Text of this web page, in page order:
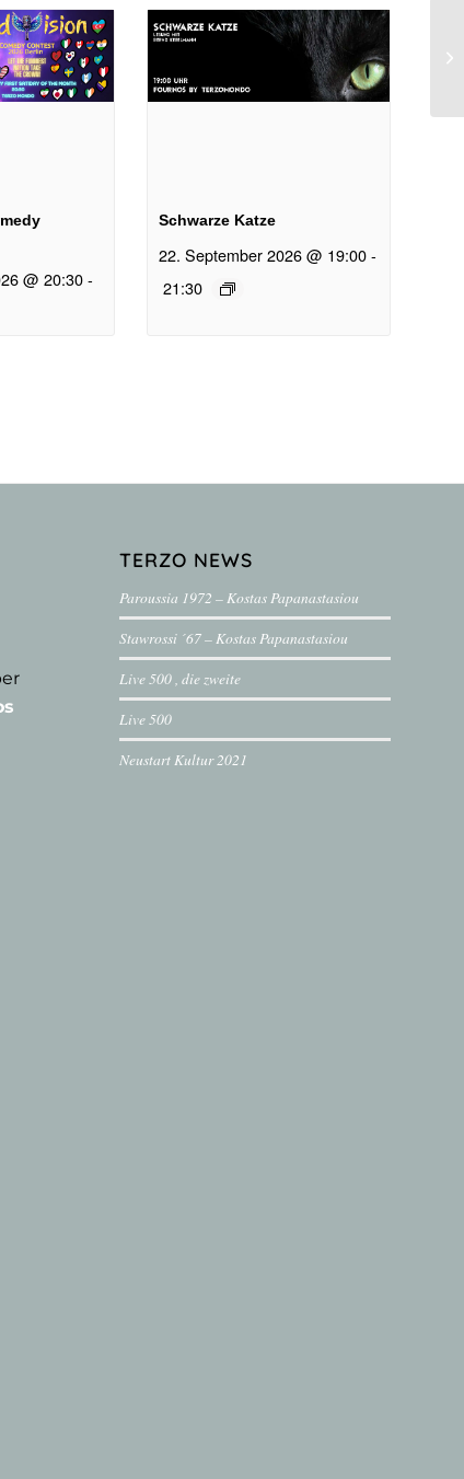
@ 20:30 -
Schwarze Katze
22. September 2026 @ 19:00 -
21:30
TERZO NEWS
Paroussia 1972 – Kostas Papanastasiou
Stawrossi ´67 – Kostas Papanastasiou
Live 500 , die zweite
Live 500
Neustart Kultur 2021